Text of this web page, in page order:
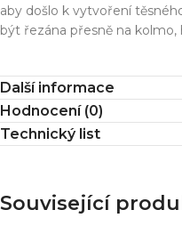
aby došlo k vytvoření
být řezána přesně na kolmo,
Další informace
Hodnocení (0)
Technický list
Související